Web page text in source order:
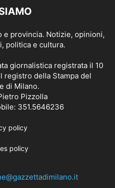
e provincia. Notizie, opinioni,
politica e cultura.
giornalistica registrata il 10
registro della Stampa del
di Milano.
Pizzolla
351.5646236
policy
policy